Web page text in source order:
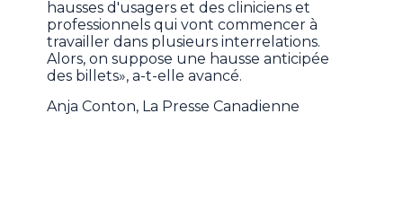
hausses d'usagers et des cliniciens et
professionnels qui vont commencer à
travailler dans plusieurs interrelations.
Alors, on suppose une hausse anticipée
des billets», a-t-elle avancé.
Anja Conton, La Presse Canadienne